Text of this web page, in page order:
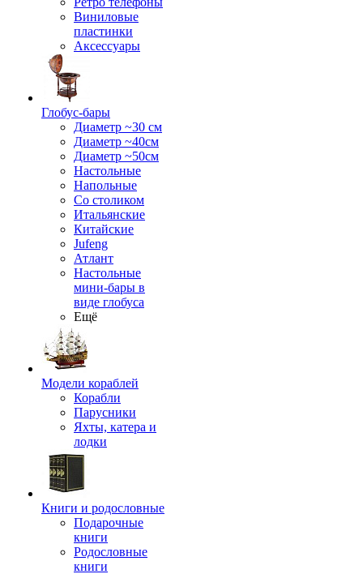
Виниловые
пластинки
Аксессуары
Глобус-бары
Диаметр ~30 см
Диаметр ~40см
Диаметр ~50см
Настольные
Напольные
Со столиком
Итальянские
Китайские
Jufeng
Атлант
Настольные
мини-бары в
виде глобуса
Ещё
Модели кораблей
Корабли
Парусники
Яхты, катера и
лодки
Книги и родословные
Подарочные
книги
Родословные
книги